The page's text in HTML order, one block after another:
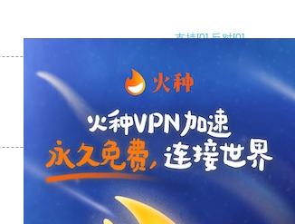
支持[0] 反对[0]
支持[0] 反对
支持